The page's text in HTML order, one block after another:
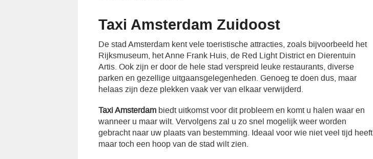
Taxi Amsterdam Zuidoost
De stad Amsterdam kent vele toeristische attracties, zoals bijvoorbeeld het
Rijksmuseum, het Anne Frank Huis, de Red Light District en Dierentuin
Artis. Ook zijn er door de hele stad verspreid leuke restaurants, diverse
parken en gezellige uitgaansgelegenheden. Genoeg te doen dus, maar
helaas zijn deze plekken vaak ver van elkaar verwijderd.
Taxi Amsterdam biedt uitkomst voor dit probleem en komt u halen waar en
wanneer u maar wilt. Vervolgens zal u zo snel mogelijk weer worden
gebracht naar uw plaats van bestemming. Ideaal voor wie niet veel tijd heeft
maar toch een hoop van de stad wilt zien.